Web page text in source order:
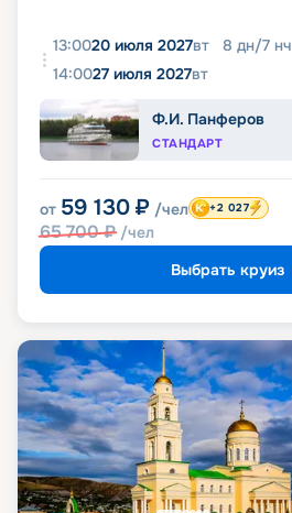
13:0020 июля 2027вт 8 дн/7 нч
14:0027 июля 2027вт
Ф.И. Панферов
СТАНДАРТ
от 59 130 ₽ /чел
65 700₽ /чел
+2 027
Выбрать круиз